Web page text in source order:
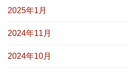
2025年1月
2024年11月
2024年10月